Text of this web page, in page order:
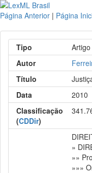
Página Anterior | Página
Tipo
Autor
Título
Data
2010
Classificação
(CDDir)
»
»»
»»»